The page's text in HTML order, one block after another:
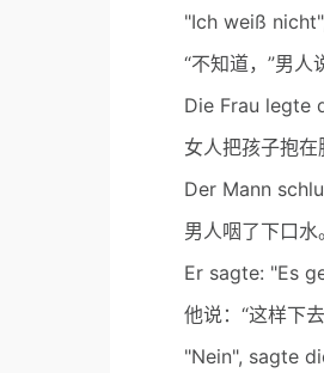
"Ich weiß nicht",
“不知道，”男人
Die Frau legte
女人把孩子抱在胸
Der Mann
男人咽了下口水。
Er sagte: "Es
他说：“这样下去
"Nein", sagte die